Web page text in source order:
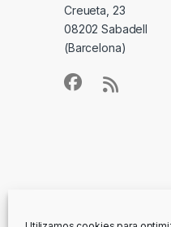
Creueta, 23
08202 Sabadell
(Barcelona)